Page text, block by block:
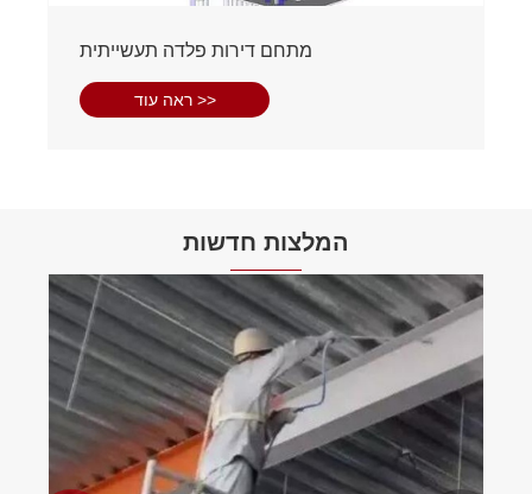
מתחם דירות פלדה תעשייתית
ראה עוד >>
המלצות חדשות